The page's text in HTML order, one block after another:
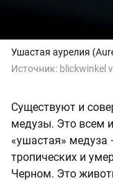
Ушастая аурелия
Источник: blickwinkel
Существуют и
медузы. Это всем
«ушастая» медуза
тропических и
Черном. Это